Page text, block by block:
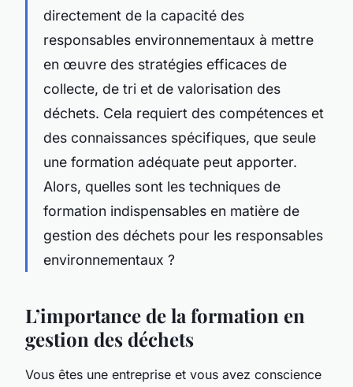
directement de la capacité des
responsables environnementaux à mettre
en œuvre des stratégies efficaces de
collecte, de tri et de valorisation des
déchets. Cela requiert des compétences et
des connaissances spécifiques, que seule
une formation adéquate peut apporter.
Alors, quelles sont les techniques de
formation indispensables en matière de
gestion des déchets pour les responsables
environnementaux ?
L’importance de la formation en
gestion des déchets
Vous êtes une entreprise et vous avez conscience